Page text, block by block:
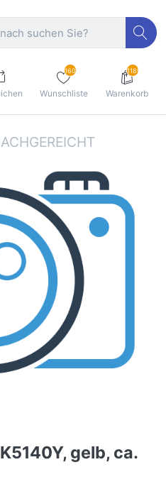
160
Wunschliste
1189
Warenkorb
gelb, ca.